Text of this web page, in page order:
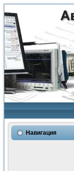
Навигация